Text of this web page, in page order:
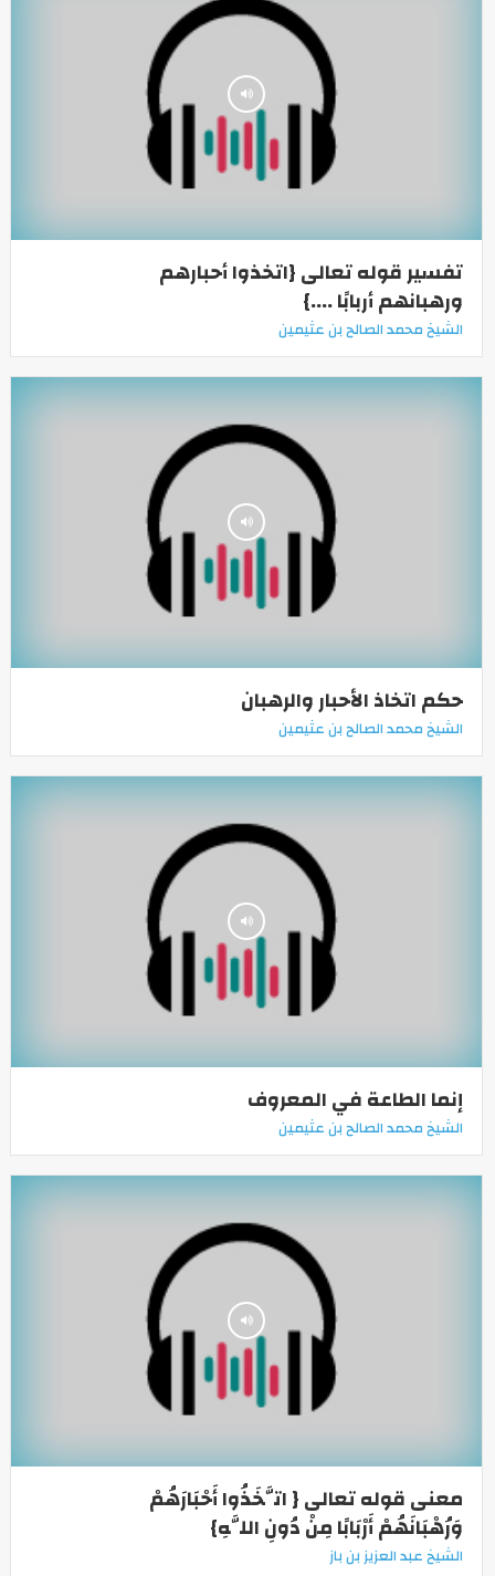
تفسير قوله تعالى {اتخذوا أحبارهم
ورهبانهم أربابًا ....}
الشيخ محمد الصالح بن عثيمين
حكم اتخاذ الأحبار والرهبان
الشيخ محمد الصالح بن عثيمين
إنما الطاعة في المعروف
الشيخ محمد الصالح بن عثيمين
معنى قوله تعالى { اتَّخَذُوا أَحْبَارَهُمْ
وَرُهْبَانَهُمْ أَرْبَابًا مِنْ دُونِ اللَّهِ}
الشيخ عبد العزيز بن باز